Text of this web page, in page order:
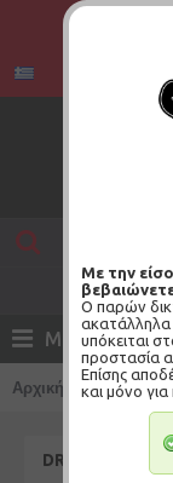
ΜΕΝΟΥ
Αρχική Drippy
DRIPPY
Με την
Ο παρών
ακατάλληλα
υπόκειται
προστασία
Επίσης
και μόνο